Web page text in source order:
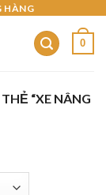
HÀNG
0
“XE NÂNG